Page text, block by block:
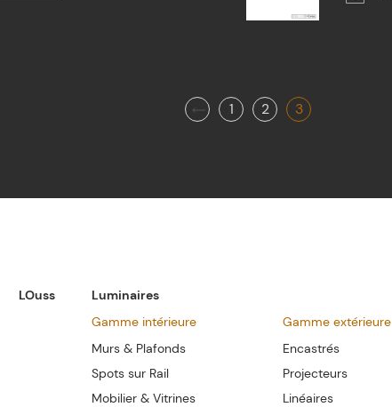
Pagination
1 2 3
LOuss
Luminaires
Gamme intérieure
Murs & Plafonds
Spots sur Rail
Mobilier & Vitrines
Gamme extérieure
Encastrés
Projecteurs
Linéaires